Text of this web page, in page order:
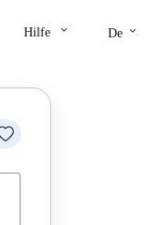
Hilfe keyboard_arrow_down De keyboard_arrow_down